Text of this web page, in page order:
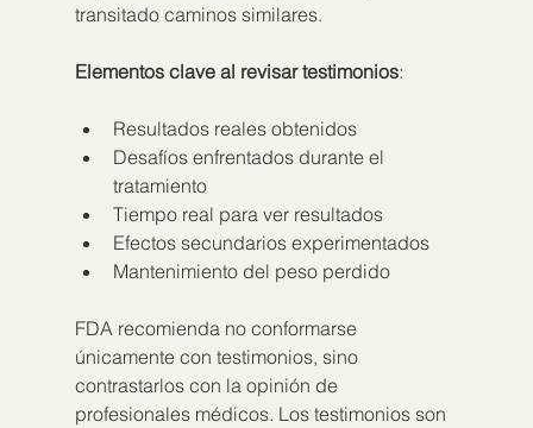
transitado caminos similares.
Elementos clave al revisar testimonios:
Resultados reales obtenidos
Desafíos enfrentados durante el
tratamiento
Tiempo real para ver resultados
Efectos secundarios experimentados
Mantenimiento del peso perdido
FDA recomienda no conformarse
únicamente con testimonios, sino
contrastarlos con la opinión de
profesionales médicos. Los testimonios son